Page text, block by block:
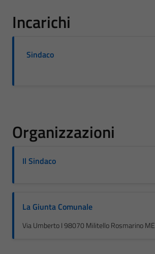
Incarichi
Sindaco
Organizzazioni
Il Sindaco
La Giunta Comunale
Via Umberto I 98070 Militello Rosmarino ME